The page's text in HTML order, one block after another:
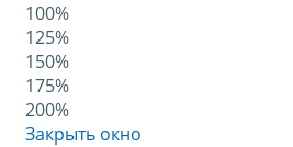
100%
125%
150%
175%
200%
Закрыть окно